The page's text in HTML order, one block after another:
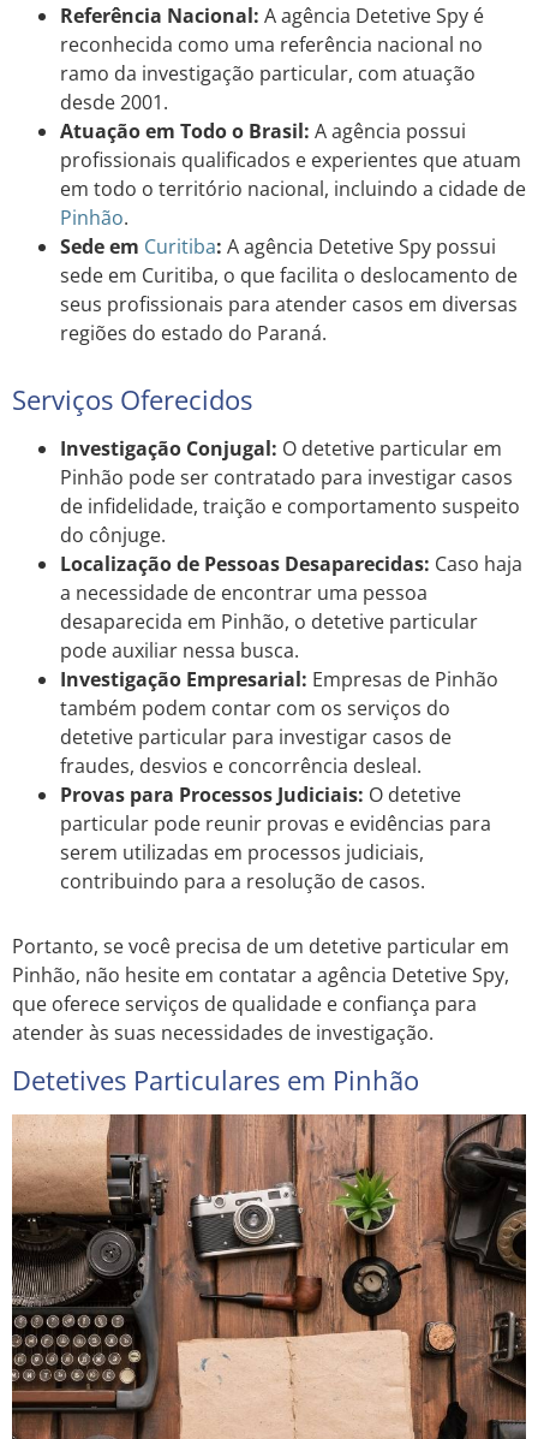
Referência Nacional: A agência Detetive Spy é
reconhecida como uma referência nacional no
ramo da investigação particular, com atuação
desde 2001.
Atuação em Todo o Brasil: A agência possui
profissionais qualificados e experientes que atuam
em todo o território nacional, incluindo a cidade de
Pinhão.
Sede em Curitiba: A agência Detetive Spy possui
sede em Curitiba, o que facilita o deslocamento de
seus profissionais para atender casos em diversas
regiões do estado do Paraná.
Serviços Oferecidos
Investigação Conjugal: O detetive particular em
Pinhão pode ser contratado para investigar casos
de infidelidade, traição e comportamento suspeito
do cônjuge.
Localização de Pessoas Desaparecidas: Caso haja
a necessidade de encontrar uma pessoa
desaparecida em Pinhão, o detetive particular
pode auxiliar nessa busca.
Investigação Empresarial: Empresas de Pinhão
também podem contar com os serviços do
detetive particular para investigar casos de
fraudes, desvios e concorrência desleal.
Provas para Processos Judiciais: O detetive
particular pode reunir provas e evidências para
serem utilizadas em processos judiciais,
contribuindo para a resolução de casos.
Portanto, se você precisa de um detetive particular em
Pinhão, não hesite em contatar a agência Detetive Spy,
que oferece serviços de qualidade e confiança para
atender às suas necessidades de investigação.
Detetives Particulares em Pinhão